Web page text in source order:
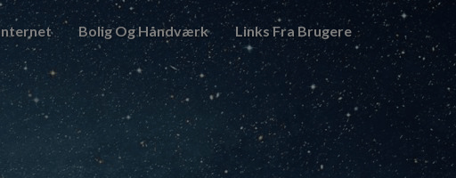
Bolig Og Håndværk Links Fra Brugere